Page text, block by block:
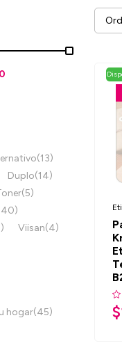
(13)
Duplo(14)
(5)
Viisan(4)
hogar(45)
$